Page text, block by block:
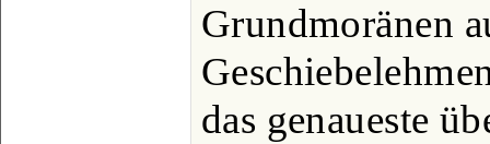
Grundmoränen
das genaueste